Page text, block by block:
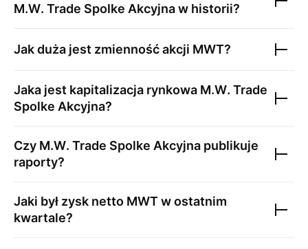
M.W. Trade Spolke Akcyjnaw historii?
Jak duża jest zmienność akcji MWT?
Jaka jest kapitalizacja rynkowa M.W. Trade
Spolke Akcyjna?
Czy M.W. Trade Spolke Akcyjna publikuje
raporty?
Jaki był zysk netto MWTw ostatnim
kwartale?